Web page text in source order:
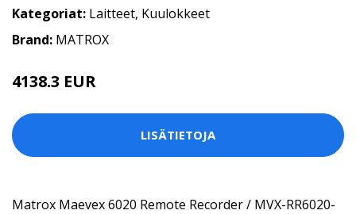
Kategoriat: Laitteet, Kuulokkeet
Brand: MATROX
4138.3 EUR
LISÄTIETOJA
Matrox Maevex 6020 Remote Recorder / MVX-RR6020-